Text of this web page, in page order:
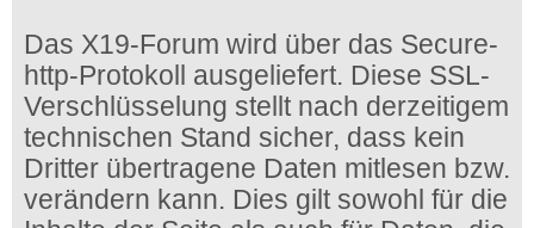
Das X19-Forum wird über das Secure-
http-Protokoll ausgeliefert. Diese SSL-
Verschlüsselung stellt nach derzeitigem
technischen Stand sicher, dass kein
Dritter übertragene Daten mitlesen bzw.
verändern kann. Dies gilt sowohl für die